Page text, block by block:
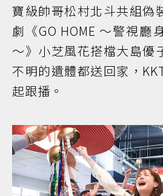
寶級帥哥松村北斗共組偽
劇《GO HOME ～警視廳
～》小芝風花搭檔大島優
不明的遺體都送回家，
起跟播。